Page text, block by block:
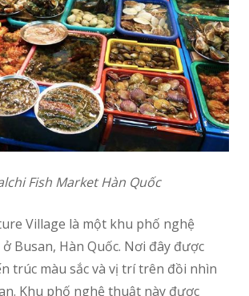
Fish Market Hàn Quốc
Village là một khu phố nghệ
Busan, Hàn Quốc. Nơi đây được
trúc màu sắc và vị trí trên đồi nhìn
Khu phố nghệ thuật này được